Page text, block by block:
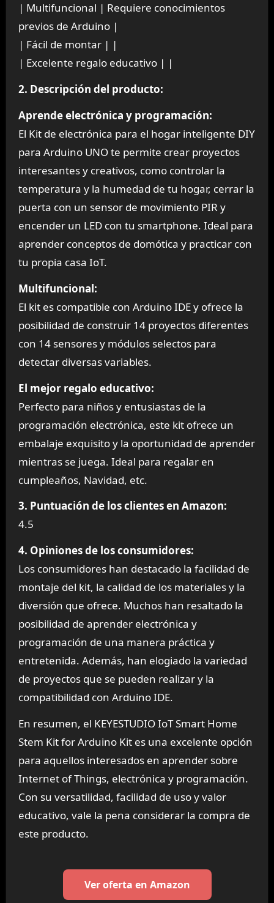
| Multifuncional | Requiere conocimientos
previos de Arduino |
| Fácil de montar | |
| Excelente regalo educativo | |
2. Descripción del producto:
Aprende electrónica y programación:
El Kit de electrónica para el hogar inteligente DIY
para Arduino UNO te permite crear proyectos
interesantes y creativos, como controlar la
temperatura y la humedad de tu hogar, cerrar la
puerta con un sensor de movimiento PIR y
encender un LED con tu smartphone. Ideal para
aprender conceptos de domótica y practicar con
tu propia casa IoT.
Multifuncional:
El kit es compatible con Arduino IDE y ofrece la
posibilidad de construir 14 proyectos diferentes
con 14 sensores y módulos selectos para
detectar diversas variables.
El mejor regalo educativo:
Perfecto para niños y entusiastas de la
programación electrónica, este kit ofrece un
embalaje exquisito y la oportunidad de aprender
mientras se juega. Ideal para regalar en
cumpleaños, Navidad, etc.
3. Puntuación de los clientes en Amazon:
4.5
4. Opiniones de los consumidores:
Los consumidores han destacado la facilidad de
montaje del kit, la calidad de los materiales y la
diversión que ofrece. Muchos han resaltado la
posibilidad de aprender electrónica y
programación de una manera práctica y
entretenida. Además, han elogiado la variedad
de proyectos que se pueden realizar y la
compatibilidad con Arduino IDE.
En resumen, el KEYESTUDIO IoT Smart Home
Stem Kit for Arduino Kit es una excelente opción
para aquellos interesados en aprender sobre
Internet of Things, electrónica y programación.
Con su versatilidad, facilidad de uso y valor
educativo, vale la pena considerar la compra de
este producto.
Ver oferta en Amazon